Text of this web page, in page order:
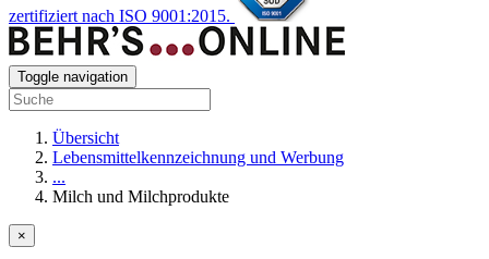
zertifiziert nach ISO 9001:2015.
Toggle navigation
Übersicht
Lebensmittelkennzeichnung und Werbung
...
Milch und Milchprodukte
×